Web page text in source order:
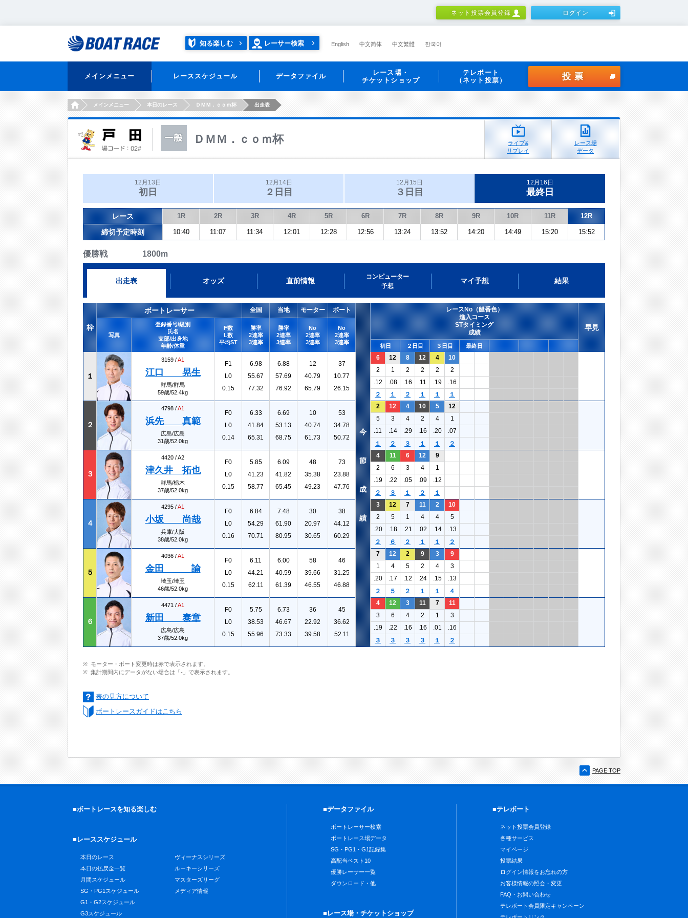
ネット投票会員登録 ログイン
知る楽しむ レーサー検索 English 中文简体 中文繁體 한국어
メインメニュー レーススケジュール データファイル
レース場・
チケットショップ
テレボート
（ネット投票）
投票
HOMEメインメニュー 本日のレース ＤＭＭ．ｃｏｍ杯 出走表
ＤＭＭ．ｃｏｍ杯
ライブ&
リプレイ
レース場
データ
12月13日
初日
12月14日
２日目
12月15日
３日目
12月16日
最終日
レース 1R 2R 3R 4R 5R 6R 7R 8R 9R 10R 11R 12R
締切予定時刻 10:40 11:07 11:34 12:01 12:28 12:56 13:24 13:52 14:20 14:49 15:20 15:52
優勝戦 1800m
出走表 オッズ 直前情報
コンピューター
予想
マイ予想 結果
枠
ボートレーサー 全国 当地 モーター ボート
レースNo（艇番色）
進入コース
STタイミング
成績
早見
写真
登録番号/級別
氏名
支部/出身地
年齢/体重
F数
L数
平均ST
勝率
2連率
3連率
勝率
2連率
3連率
No
2連率
3連率
No
2連率
3連率
初日 ２日目 ３日目 最終日
１
3159 /A1
江口 晃生
群馬/群馬
59歳/52.4kg
F1
L0
0.15
6.98
55.67
77.32
6.88
57.69
76.92
12
40.79
65.79
37
10.77
26.15
6 12 8 12 4
10
2
1 2 2 2
2
.12
.08 .16 .11 .19
.16
２
１ ２ １ １ １
２
4798 /A1
浜先 真範
広島/広島
31歳/52.0kg
F0
L0
0.14
6.33
41.84
65.31
6.69
53.13
68.75
10
40.74
61.73
53
34.78
50.72
2 12 4 10 5
12
5
3 4 2 4
1
.11
.14 .29 .16 .20
.07
１
２ ３ １ １ ２
３
4420 /A2
津久井 拓也
群馬/栃木
37歳/52.0kg
F0
L0
0.15
5.85
41.23
58.77
6.09
41.82
65.45
48
35.38
49.23
73
23.88
47.76
4 11 6 12
9
2
6 3 4
1
.19
.22 .05 .09
.12
２
３ １ ２ １
４
4295 /A1
小坂 尚哉
兵庫/大阪
38歳/52.0kg
F0
L0
0.16
6.84
54.29
70.71
7.48
61.90
80.95
30
20.97
30.65
38
44.12
60.29
3 12 7 11 2
10
2
5 1 4 4
5
.20
.18 .21 .02 .14
.13
２
６ ２ １ １ ２
５
4036 /A1
金田 諭
埼玉/埼玉
46歳/52.0kg
F0
L0
0.15
6.11
44.21
62.11
6.00
40.59
61.39
58
39.66
46.55
46
31.25
46.88
7 12 2 9 3
9
1
4 5 2 4
3
.20
.17 .12 .24 .15
.13
２
５ ２ １ １ ４
６
4471 /A1
新田 泰章
広島/広島
37歳/52.0kg
F0
L0
0.15
5.75
38.53
55.96
6.73
46.67
73.33
36
22.92
39.58
45
36.62
52.11
4 12 3 11 7
11
3
6 4 2 1
3
.19
.22 .16 .16 .01
.16
３
３ ３ ３ １ ２
今
節
成
績
モーター・ボート変更時は赤で表示されます。
集計期間内にデータがない場合は「-」で表示されます。
表の見方について
ボートレースガイドはこちら
PAGE TOP
■ボートレースを知る楽しむ
■レーススケジュール
本日のレース
本日の払戻金一覧
月間スケジュール
SG・PG1スケジュール
G1・G2スケジュール
G3スケジュール
ヴィーナスシリーズ
ルーキーシリーズ
マスターズリーグ
メディア情報
■データファイル
ボートレーサー検索
ボートレース場データ
SG・PG1・G1記録集
高配当ベスト10
優勝レーサー一覧
ダウンロード・他
■レース場・チケットショップ
■テレボート
ネット投票会員登録
各種サービス
マイページ
投票結果
ログイン情報をお忘れの方
お客様情報の照会・変更
FAQ・お問い合わせ
テレボート会員限定キャンペーン